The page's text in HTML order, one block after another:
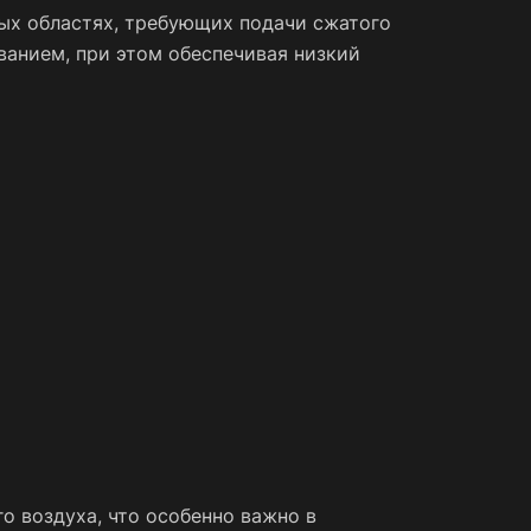
областях, требующих подачи сжатого
при этом обеспечивая низкий
воздуха, что особенно важно в